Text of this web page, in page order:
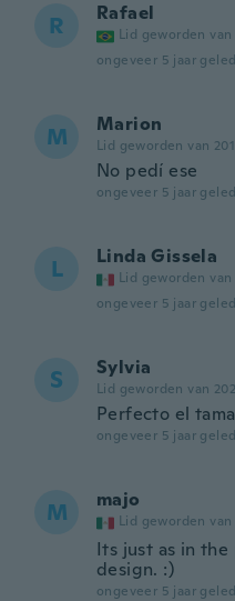
R Rafael
Lid geworden van
ongeveer 5 jaar
M Marion
Lid geworden van
No pedí ese
ongeveer 5 jaar
L Linda Gissela
Lid geworden van
ongeveer 5 jaar
S Sylvia
Lid geworden van
Perfecto el
ongeveer 5 jaar
M majo
Lid geworden van
Its just as in
design. :)
ongeveer 5 jaar